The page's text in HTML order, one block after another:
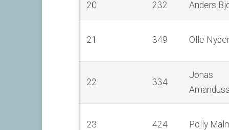
20 232 Anders
21 349 Olle
22 334
Jonas
23 424 Polly